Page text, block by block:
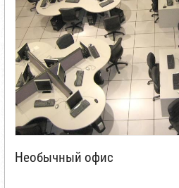
Необычный офис